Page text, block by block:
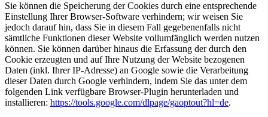
Sie können die Speicherung der Cookies durch eine entsprechende
Einstellung Ihrer Browser-Software verhindern; wir weisen Sie
jedoch darauf hin, dass Sie in diesem Fall gegebenenfalls nicht
sämtliche Funktionen dieser Website vollumfänglich werden nutzen
können. Sie können darüber hinaus die Erfassung der durch den
Cookie erzeugten und auf Ihre Nutzung der Website bezogenen
Daten (inkl. Ihrer IP-Adresse) an Google sowie die Verarbeitung
dieser Daten durch Google verhindern, indem Sie das unter dem
folgenden Link verfügbare Browser-Plugin herunterladen und
installieren: https://tools.google.com/dlpage/gaoptout?hl=de.